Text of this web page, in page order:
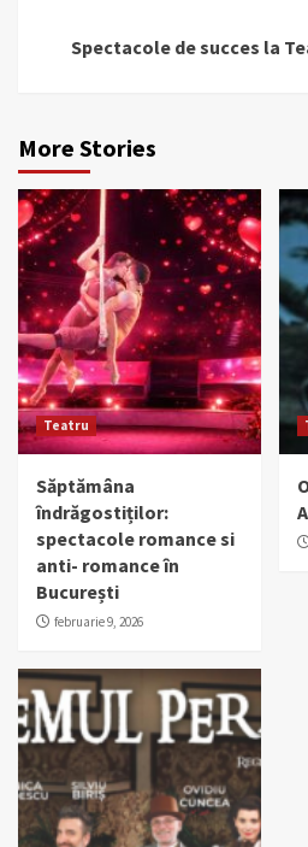
Spectacole de succes la
More Stories
Teatru
Săptămâna
îndrăgostiților:
spectacole romance si
anti- romance în
București
februarie 9, 2026